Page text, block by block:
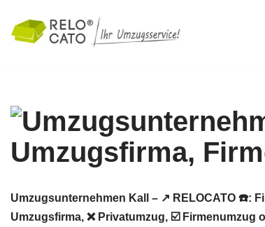
Zum
Umzugsunternehmen Kall – ↗️ RELOCATO ☎️:
Umzugsfirma, ❌ Privatumzug, ☑️